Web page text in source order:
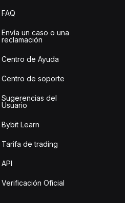
FAQ
Envía un caso o una
reclamación
Centro de Ayuda
Centro de soporte
Sugerencias del
Usuario
Bybit Learn
Tarifa de trading
API
Verificación Oficial